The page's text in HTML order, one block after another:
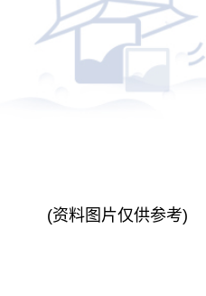
(资料图片仅供参考)